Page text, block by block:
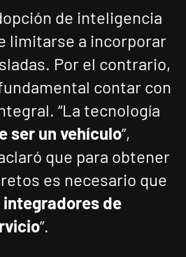
de inteligencia
limitarse a incorporar
Por el contrario,
contar con
“La tecnología
ser un vehículo”,
que para obtener
es necesario que
integradores de
”.